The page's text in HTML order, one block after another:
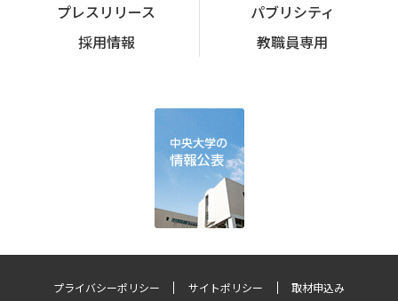
プレスリリース
パブリシティ
採用情報
教職員専用
プライバシーポリシー サイトポリシー 取材申込み